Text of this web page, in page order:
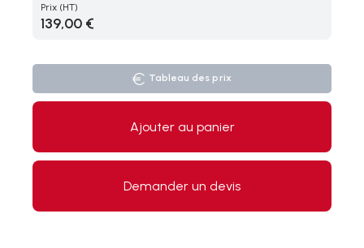
Prix (HT)
139,00 €
Tableau des prix
Ajouter au panier
Demander un devis